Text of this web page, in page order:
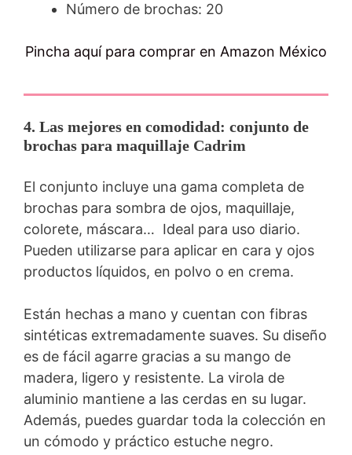
Número de brochas: 20
Pincha aquí para comprar en Amazon México
4. Las mejores en comodidad: conjunto de
brochas para maquillaje Cadrim
El conjunto incluye una gama completa de
brochas para sombra de ojos, maquillaje,
colorete, máscara… Ideal para uso diario.
Pueden utilizarse para aplicar en cara y ojos
productos líquidos, en polvo o en crema.
Están hechas a mano y cuentan con fibras
sintéticas extremadamente suaves. Su diseño
es de fácil agarre gracias a su mango de
madera, ligero y resistente. La virola de
aluminio mantiene a las cerdas en su lugar.
Además, puedes guardar toda la colección en
un cómodo y práctico estuche negro.